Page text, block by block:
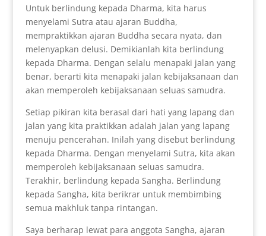
Untuk berlindung kepada Dharma, kita harus
menyelami Sutra atau ajaran Buddha,
mempraktikkan ajaran Buddha secara nyata, dan
melenyapkan delusi. Demikianlah kita berlindung
kepada Dharma. Dengan selalu menapaki jalan yang
benar, berarti kita menapaki jalan kebijaksanaan dan
akan memperoleh kebijaksanaan seluas samudra.
Setiap pikiran kita berasal dari hati yang lapang dan
jalan yang kita praktikkan adalah jalan yang lapang
menuju pencerahan. Inilah yang disebut berlindung
kepada Dharma. Dengan menyelami Sutra, kita akan
memperoleh kebijaksanaan seluas samudra.
Terakhir, berlindung kepada Sangha. Berlindung
kepada Sangha, kita berikrar untuk membimbing
semua makhluk tanpa rintangan.
Saya berharap lewat para anggota Sangha, ajaran